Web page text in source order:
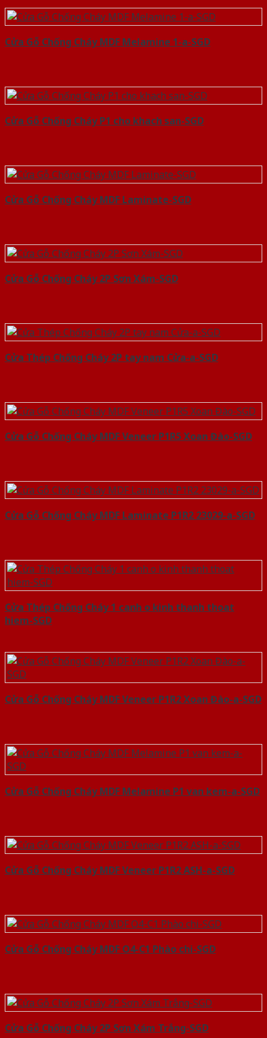
Cửa Gỗ Chống Cháy MDF Melamine 1-a-SGD
Cửa Gỗ Chống Cháy P1 cho khach san-SGD
Cửa Gỗ Chống Cháy MDF Laminate-SGD
Cửa Gỗ Chống Cháy 2P Sơn Xám-SGD
Cửa Thép Chống Cháy 2P tay nam Cửa-a-SGD
Cửa Gỗ Chống Cháy MDF Veneer P1R5 Xoan Đào-SGD
Cửa Gỗ Chống Cháy MDF Laminate P1R2 23029-a-SGD
Cửa Thép Chống Cháy 1 canh o kinh thanh thoat
hiem-SGD
Cửa Gỗ Chống Cháy MDF Veneer P1R2 Xoan Đào-a-SGD
Cửa Gỗ Chống Cháy MDF Melamine P1 van kem-a-SGD
Cửa Gỗ Chống Cháy MDF Veneer P1R2 ASH-a-SGD
Cửa Gỗ Chống Cháy MDF O4-C1 Phào chi-SGD
Cửa Gỗ Chống Cháy 2P Sơn Xám Trắng-SGD